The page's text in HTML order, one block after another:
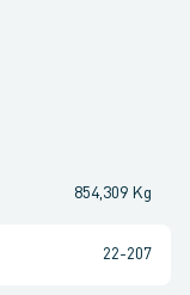
854,309 Kg
22-207